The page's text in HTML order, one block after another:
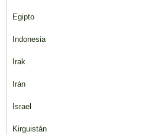
Egipto
Indonesia
Irak
Irán
Israel
Kirguistán